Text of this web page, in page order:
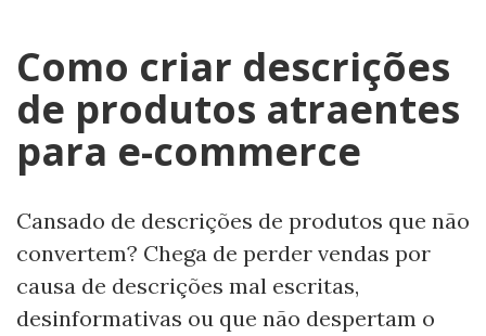
Como criar descrições
de produtos atraentes
para e-commerce
Cansado de descrições de produtos que não
convertem? Chega de perder vendas por
causa de descrições mal escritas,
desinformativas ou que não despertam o